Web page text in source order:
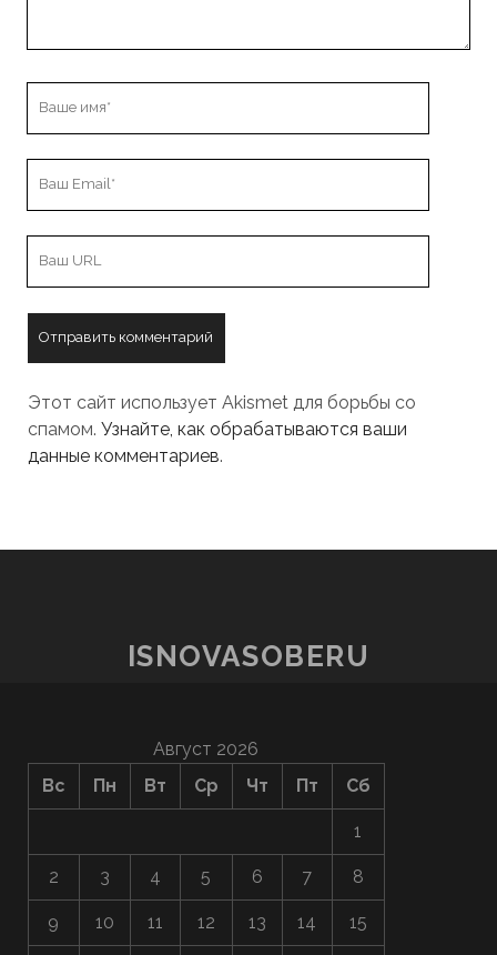
Этот сайт использует Akismet для борьбы со
спамом. Узнайте, как обрабатываются ваши
данные комментариев.
ISNOVASOBERU
Август 2026
Вс
Пн Вт Ср Чт Пт Сб
1
2 3 4 5 6 7 8
9 10 11 12 13 14 15